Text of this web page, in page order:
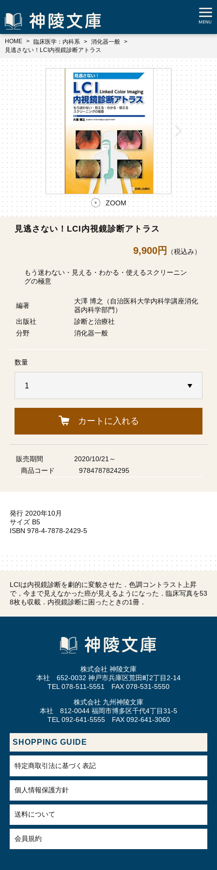
HOME 臨床医学：内科系
消化器一般
見逃さない！LCI内視鏡診断アトラス
ZOOM
見逃さない！LCI内視鏡診断アトラス
9,900円 （税込み）
もう迷わない・見える・わかる・使えるスクリーニン
グの極意
編著
大澤 博之（自治医科大学内科学講座消化
器内科学部門）
出版社
診断と治療社
分野
消化器一般
数量
カートに入れる
販売期間
2020/10/21～
商品コード
9784787824295
発行 2020年10月
サイズ B5
ISBN 978-4-7878-2429-5
LCIは内視鏡診断を劇的に変貌させた．色調コントラスト上昇
で，今まで見えなかった癌が見えるようになった．臨床写真を53
8枚も収載．内視鏡診断に困ったときの1冊．
株式会社 神陵文庫
本社 652-0032 神戸市兵庫区荒田町2丁目2-14
TEL 078-511-5551 FAX 078-531-5550
株式会社 九州神陵文庫
本社 812-0044 福岡市博多区千代4丁目31-5
TEL 092-641-5555 FAX 092-641-3060
SHOPPING GUIDE
特定商取引法に基づく表記
個人情報保護方針
送料について
会員規約